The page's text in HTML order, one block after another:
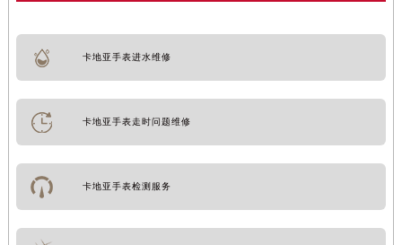
卡地亚手表进水维修
卡地亚手表走时问题维修
卡地亚手表检测服务